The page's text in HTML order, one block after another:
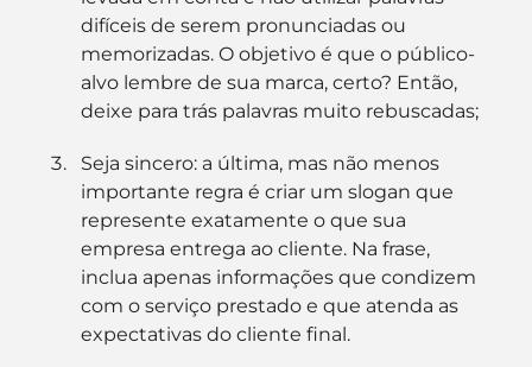
difíceis de serem pronunciadas ou
memorizadas. O objetivo é que o público-
alvo lembre de sua marca, certo? Então,
deixe para trás palavras muito rebuscadas;
Seja sincero: a última, mas não menos
importante regra é criar um slogan que
represente exatamente o que sua
empresa entrega ao cliente. Na frase,
inclua apenas informações que condizem
com o serviço prestado e que atenda as
expectativas do cliente final.